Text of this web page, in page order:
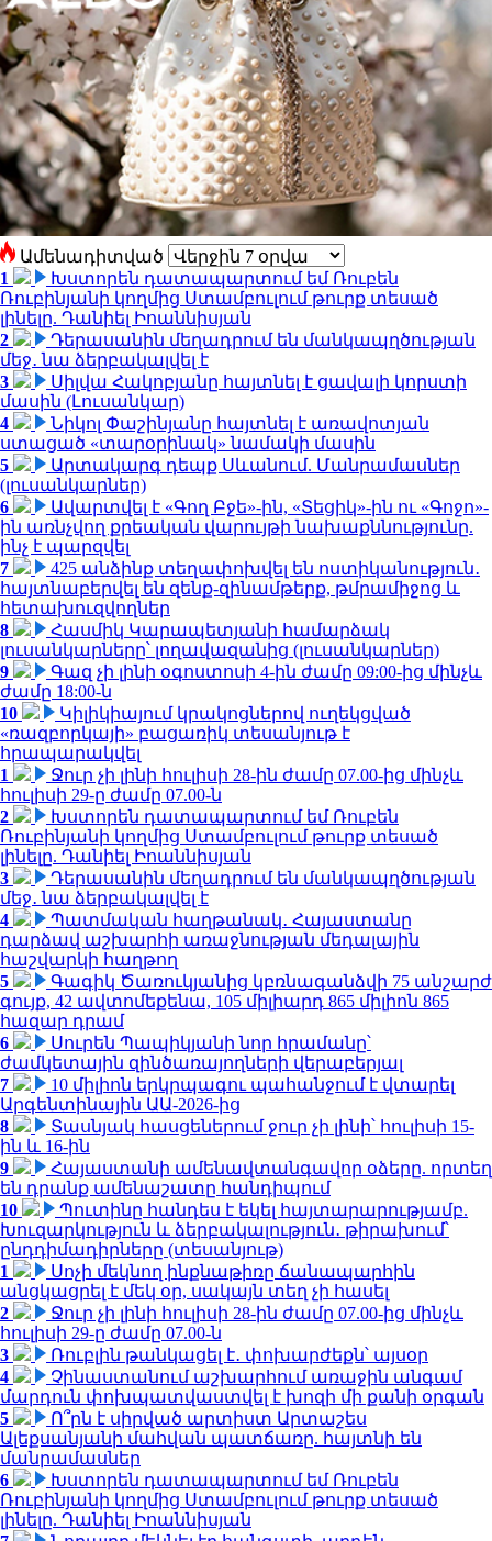
Ամենադիտված
1
Խստորեն դատապարտում եմ Ռուբեն
Ռուբինյանի կողմից Ստամբուլում թուրք տեսած
լինելը. Դանիել Իոաննիսյան
2
Դերասանին մեղադրում են մանկապղծության
մեջ․ նա ձերբակալվել է
3
Սիլվա Հակոբյանը հայտնել է ցավալի կորստի
մասին (Լուսանկար)
4
Նիկոլ Փաշինյանը հայտնել է առավոտյան
ստացած «տարօրինակ» նամակի մասին
5
Արտակարգ դեպք Սևանում. Մանրամասներ
(լուսանկարներ)
6
Ավարտվել է «Գող Բջե»-ին, «Տեցիկ»-ին ու «Գոջո»-
ին առնչվող քրեական վարույթի նախաքննությունը.
ինչ է պարզվել
7
425 անձինք տեղափոխվել են ոստիկանություն․
հայտնաբերվել են զենք-զինամթերք, թմրամիջոց և
հետախուզվողներ
8
Հասմիկ Կարապետյանի համարձակ
լուսանկարները՝ լողավազանից (լուսանկարներ)
9
Գազ չի լինի օգոստոսի 4-ին ժամը 09:00-ից մինչև
ժամը 18:00-ն
10
Կիլիկիայում կրակոցներով ուղեկցված
«ռազբորկայի» բացառիկ տեսանյութ է
հրապարակվել
1
Ջուր չի լինի հուլիսի 28-ին ժամը 07.00-ից մինչև
հուլիսի 29-ը ժամը 07.00-ն
2
Խստորեն դատապարտում եմ Ռուբեն
Ռուբինյանի կողմից Ստամբուլում թուրք տեսած
լինելը. Դանիել Իոաննիսյան
3
Դերասանին մեղադրում են մանկապղծության
մեջ․ նա ձերբակալվել է
4
Պատմական հաղթանակ․ Հայաստանը
դարձավ աշխարհի առաջնության մեդալային
հաշվարկի հաղթող
5
Գագիկ Ծառուկյանից կբռնագանձվի 75 անշարժ
գույք, 42 ավտոմեքենա, 105 միլիարդ 865 միլիոն 865
հազար դրամ
6
Սուրեն Պապիկյանի նոր հրամանը՝
ժամկետային զինծառայողների վերաբերյալ
7
10 միլիոն երկրպագու պահանջում է վտարել
Արգենտինային ԱԱ-2026-ից
8
Տասնյակ հասցեներում ջուր չի լինի՝ հուլիսի 15-
ին և 16-ին
9
Հայաստանի ամենավտանգավոր օձերը. որտեղ
են դրանք ամենաշատը հանդիպում
10
Պուտինը հանդես է եկել հայտարարությամբ.
Խուզարկություն և ձերբակալություն․ թիրախում՝
ընդդիմադիրները (տեսանյութ)
1
Սոչի մեկնող ինքնաթիռը ճանապարհին
անցկացրել է մեկ օր, սակայն տեղ չի հասել
2
Ջուր չի լինի հուլիսի 28-ին ժամը 07.00-ից մինչև
հուլիսի 29-ը ժամը 07.00-ն
3
Ռուբլին թանկացել է․ փոխարժեքն՝ այսօր
4
Չինաստանում աշխարհում առաջին անգամ
մարդուն փոխպատվաստվել է խոզի մի քանի օրգան
5
Ո՞րն է սիրված արտիստ Արտաշես
Ալեքսանյանի մահվան պատճառը. հայտնի են
մանրամասներ
6
Խստորեն դատապարտում եմ Ռուբեն
Ռուբինյանի կողմից Ստամբուլում թուրք տեսած
լինելը. Դանիել Իոաննիսյան